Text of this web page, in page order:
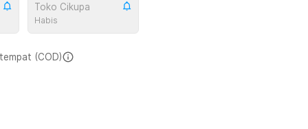
Toko Cikupa
Habis
(COD)